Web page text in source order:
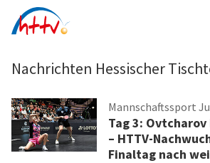
Inhalt
Nachrichten Hessischer
Mannschaftssport
Tag 3:
– HTTV-
Finaltag nach